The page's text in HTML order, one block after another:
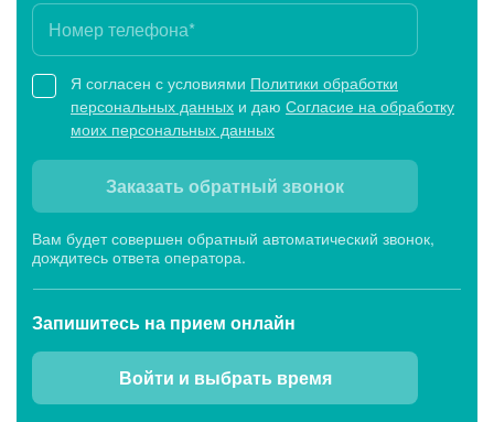
Вс: c 07:45 до 15:00
Клиника МЕДСИ-ДИАЛАЙН, ул.
Краснознаменская, 25Б
Будни: c 07:00 до 20:00, Сб: c 07:00 до 19:00,
Вс: c 07:45 до 15:00
Будни: c 07:00 до 20:00, Сб: c 07:00 до 19:00,
Вс: c 07:45 до 18:00
Я согласен с условиями Политики обработки
персональных данных и даю Согласие на обработку
моих персональных данных
Заказать обратный звонок
Вам будет совершен обратный автоматический звонок,
дождитесь ответа оператора.
Запишитесь на прием онлайн
Войти и выбрать время